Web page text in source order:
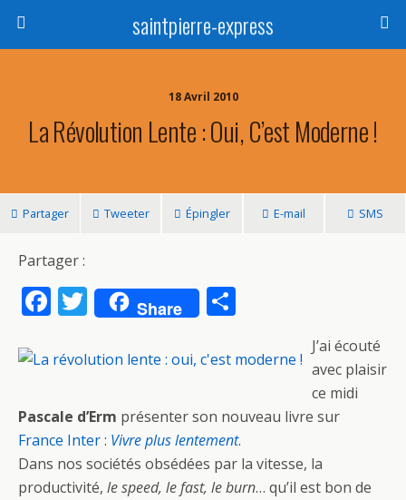
saintpierre-express
18 Avril 2010
La Révolution Lente : Oui, C’est Moderne !
Partager Tweeter Épingler E-mail SMS
Partager :
F
e
o
o
k
T
w
itt
Share
ta
er
J’ai écouté
avec plaisir
ce midi
Pascale d’Erm présenter son nouveau livre sur
France Inter: Vivre plus lentement.
Dans nos sociétés obsédées par la vitesse, la
productivité, le speed, le fast, le burn… qu’il est bon de